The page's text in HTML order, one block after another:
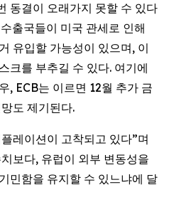
동결이 오래가지 못할 수 있다
출국들이 미국 관세로 인해
유입할 가능성이 있으며, 이
크를 부추길 수 있다. 여기에
, ECB는 이르면 12월 추가 금
도 제기된다.
레이션이 고착되고 있다”며
보다, 유럽이 외부 변동성을
민함을 유지할 수 있느냐에 달